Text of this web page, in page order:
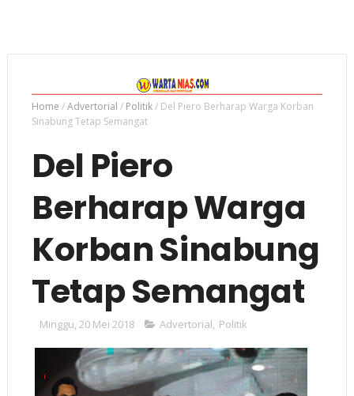
Home /Advertorial / Politik/ Del Piero Berharap Warga Korban
Sinabung Tetap Semangat
Del Piero
Berharap Warga
Korban Sinabung
Tetap Semangat
Minggu, 20 Mei 2018 Advertorial, Politik